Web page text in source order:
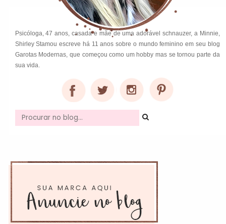
Psicóloga, 47 anos, casada e mãe de uma adorável schnauzer, a Minnie,
Shirley Stamou escreve há 11 anos sobre o mundo feminino em seu blog
Garotas Modernas, que começou como um hobby mas se tornou parte da
sua vida.